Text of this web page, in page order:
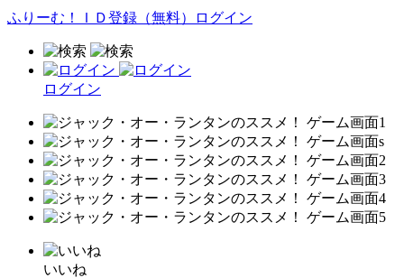
ふりーむ！ＩＤ登録（無料） ログイン
ログイン
いいね